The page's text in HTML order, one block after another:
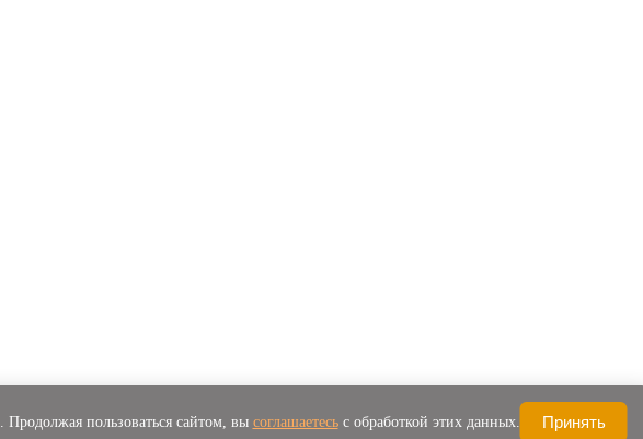
пользоваться сайтом, вы соглашаетесьс обработкой этих данных. Принять